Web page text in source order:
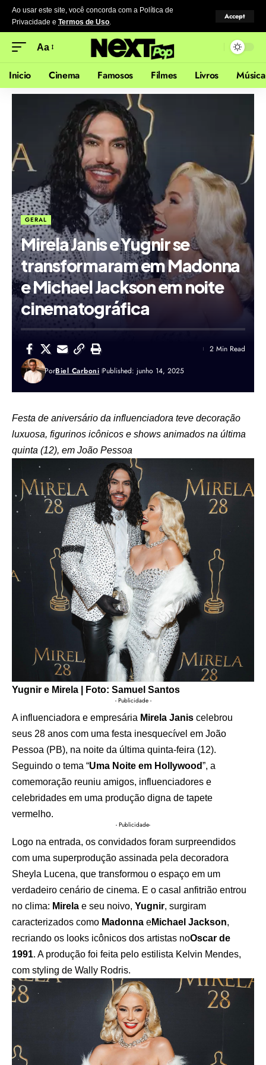
Ao usar este site, você concorda com a Política de
Privacidade e Termos de Uso.
Accept
Aa
Inicio Cinema Famosos Filmes Livros Música
GERAL
Mirela Janis e Yugnir se
transformaram em Madonna
e Michael Jackson em noite
cinematográfica
PorBiel Carboni Published: junho 14, 2025
2 Min Read
Festa de aniversário da influenciadora teve decoração
luxuosa, figurinos icônicos e shows animados na última
quinta (12), em João Pessoa
Yugnir e Mirela | Foto: Samuel Santos
- Publicidade -
A influenciadora e empresária Mirela Janis celebrou
seus 28 anos com uma festa inesquecível em João
Pessoa (PB), na noite da última quinta-feira (12).
Seguindo o tema “Uma Noite em Hollywood”, a
comemoração reuniu amigos, influenciadores e
celebridades em uma produção digna de tapete
vermelho.
- Publicidade-
Logo na entrada, os convidados foram surpreendidos
com uma superprodução assinada pela decoradora
Sheyla Lucena, que transformou o espaço em um
verdadeiro cenário de cinema. E o casal anfitrião entrou
no clima: Mirela e seu noivo, Yugnir, surgiram
caracterizados como Madonna eMichael Jackson,
recriando os looks icônicos dos artistas noOscar de
1991. A produção foi feita pelo estilista Kelvin Mendes,
com styling de Wally Rodris.